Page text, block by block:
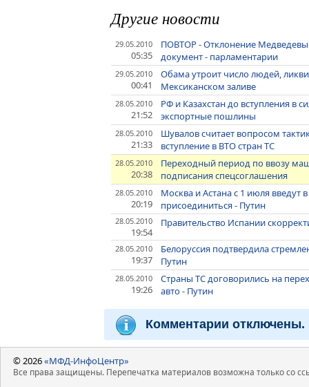
Другие новости
29.05.2010
05:35
ПОВТОР - Отклонение
документ - парламентарии
29.05.2010
00:41
Обама утроит число людей,
Мексиканском заливе
28.05.2010
21:52
РФ и Казахстан до вступления в
экспортные пошлины
28.05.2010
21:33
Шувалов считает вопросом
вступление в ВТО стран ТС
28.05.2010
20:38
Переходный период по ввозу
подписания спецсоглашения
28.05.2010
20:19
Москва и Астана с 1 июля
присоединиться - Путин
28.05.2010
19:54
Правительство Испании
28.05.2010
19:37
Белоруссия подтвердила
Путин
28.05.2010
19:26
Страны ТС договорились на
авто - Путин
Комментарии отключены.
© 2026«МФД-ИнфоЦентр»
Все права защищены. Перепечатка материалов возможна только со